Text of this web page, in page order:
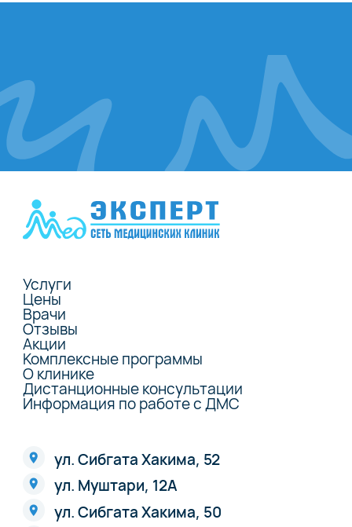
Услуги
Цены
Врачи
Отзывы
Акции
Комплексные программы
О клинике
Дистанционные консультации
Информация по работе с ДМС
ул. Сибгата Хакима, 52
ул. Муштари, 12А
ул. Сибгата Хакима, 50